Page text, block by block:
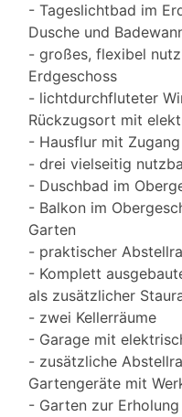
- Tageslichtbad im
Dusche und
- großes, flexibel
Erdgeschoss
- lichtdurchfluteter
Rückzugsort mit
- Hausflur mit
- drei vielseitig
- Duschbad im
- Balkon im
Garten
- praktischer
- Komplett
als zusätzlicher
- zwei Kellerräume
- Garage mit
- zusätzliche
Gartengeräte mit
- Garten zur Erholung